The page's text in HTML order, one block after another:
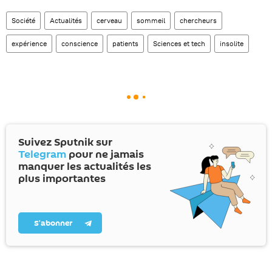
Société Actualités cerveau sommeil chercheurs
expérience conscience patients Sciences et tech insolite
Suivez Sputnik sur
Telegram pour ne jamais
manquer les actualités les
plus importantes
S’abonner